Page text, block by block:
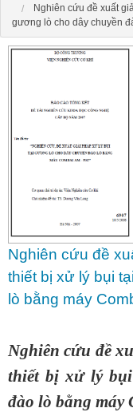
Nghiên cứu đề xuất
gương lò cho dây chuyền
Nghiên cứu đề
thiết bị xử lý bụi
lò bằng máy
Nghiên cứu đề
thiết bị xử lý
đào lò bằng máy